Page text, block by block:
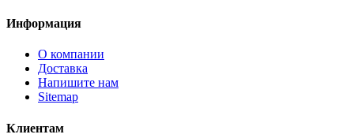
Информация
О компании
Доставка
Напишите нам
Sitemap
Клиентам